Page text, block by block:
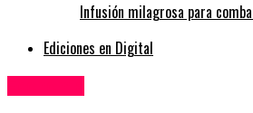
Infusión milagrosa para
Ediciones en Digital